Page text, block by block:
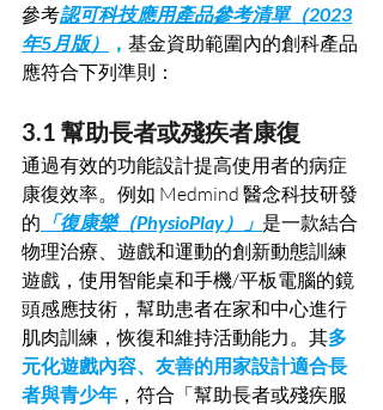
參考認可科技應用產品參考清單（2023
年5月版）
， 基金資助範圍內的創科產品
應符合下列準則：
3.1 幫助長者或殘疾者康復
通過有效的功能設計提高使用者的病症
康復效率。例如 Medmind 醫念科技研發
的 「復康樂（PhysioPlay）」 是一款結合
物理治療、遊戲和運動的創新動態訓練
遊戲，使用智能桌和手機/平板電腦的鏡
頭感應技術，幫助患者在家和中心進行
肌肉訓練，恢復和維持活動能力。其多
元化遊戲內容、友善的用家設計適合長
者與青少年 ，符合「幫助長者或殘疾服